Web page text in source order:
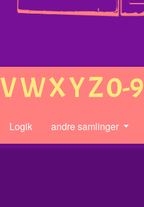
VWXYZ0-9
Logik andre samlinger